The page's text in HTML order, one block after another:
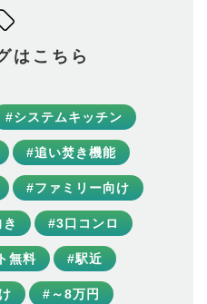
はこちら
#システムキッチン
#追い焚き機能
#ファミリー向け
#3口コンロ
無料 #駅近
#～8万円